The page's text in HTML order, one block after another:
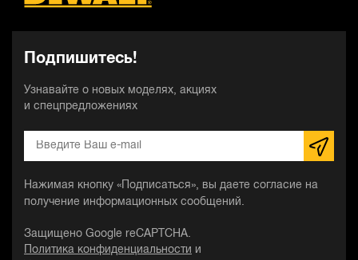
Подпишитесь!
Узнавайте о новых моделях, акциях
и спецпредложениях
Нажимая кнопку «Подписаться», вы даете согласие на
получение информационных сообщений.
Защищено Google reCAPTCHA.
Политика конфиденциальности
и